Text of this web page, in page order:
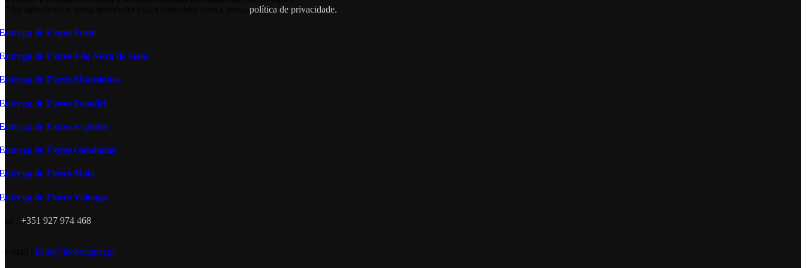
política de privacidade.
de Flores Porto
de Flores Vila Nova de Gaia
de Flores Matosinhos
de Flores Penafiel
de Flores Espinho
de Flores Gondomar
de Flores Maia
de Flores Valongo
+351 927 974 468
hello@thebouquet.pt